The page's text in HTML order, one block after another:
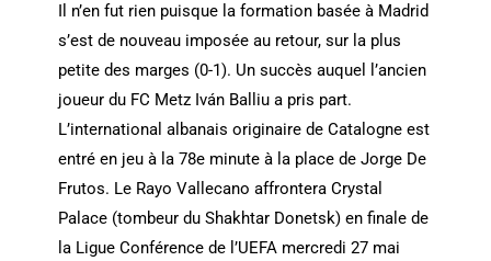
Il n’en fut rien puisque la formation basée à Madrid
s’est de nouveau imposée au retour, sur la plus
petite des marges (0-1). Un succès auquel l’ancien
joueur du FC Metz Iván Balliu a pris part.
L’international albanais originaire de Catalogne est
entré en jeu à la 78e minute à la place de Jorge De
Frutos. Le Rayo Vallecano affrontera Crystal
Palace (tombeur du Shakhtar Donetsk) en finale de
la Ligue Conférence de l’UEFA mercredi 27 mai